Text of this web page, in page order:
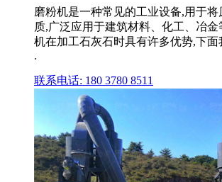
磨粉机是一种常见的工业设备,用于
质,广泛应用于建筑材料、化工、冶
机在加工石灰石时具有许多优势,下
.
联系电话: 180 3780 8511